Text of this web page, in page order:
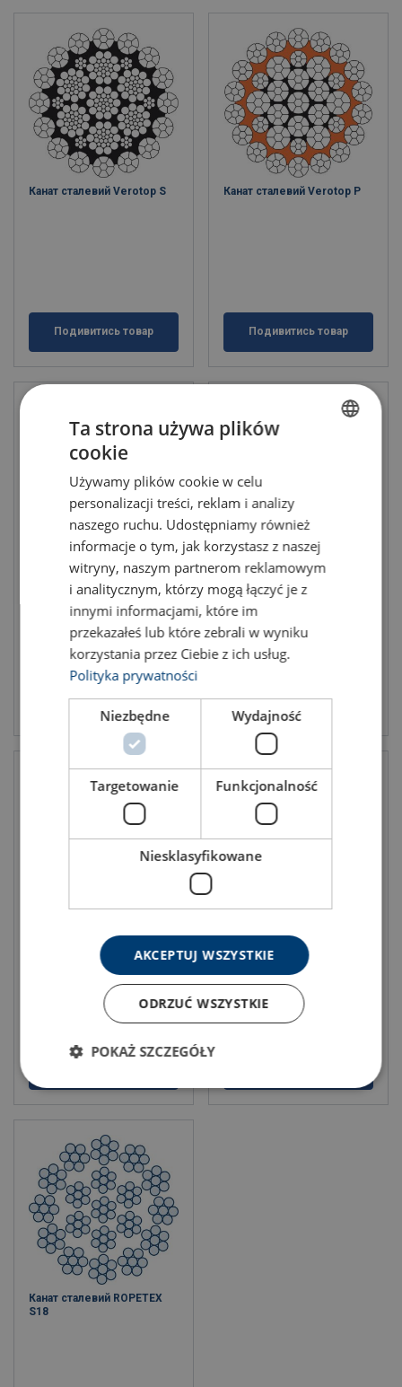
Канат сталевий Verotop S
Подивитись товар
Канат сталевий Verotop P
Подивитись товар
Канат сталевий Verotop E
Подивитись товар
Канат сталевий Verotop
Подивитись товар
Канат сталевий ROPETEX
S18
ENGLISH TRANSLATION
Ta strona używa plików
cookie
Używamy plików cookie w celu
personalizacji treści, reklam i analizy
naszego ruchu. Udostępniamy również
informacje o tym, jak korzystasz z naszej
witryny, naszym partnerom reklamowym
i analitycznym, którzy mogą łączyć je z
innymi informacjami, które im
przekazałeś lub które zebrali w wyniku
korzystania przez Ciebie z ich usług.
Polityka prywatności
Niezbędne Wydajność
Targetowanie Funkcjonalność
Niesklasyfikowane
AKCEPTUJ WSZYSTKIE
ODRZUĆ WSZYSTKIE
POKAŻ SZCZEGÓŁY